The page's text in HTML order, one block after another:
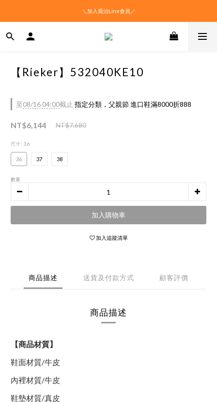
＼加入喬治Line會員／
【Rieker】532040KE10
至08/16 04:00截止 指定分類，父親節 進口鞋滿8000折888
NT$6,144 NT$7,680
尺寸 : 36
36 37 38
數量
加入購物車
加入追蹤清單
商品描述 送貨及付款方式 顧客評價
商品描述
【商品材質】
鞋面材質/牛皮
內裡材質/牛皮
鞋墊材質/真皮